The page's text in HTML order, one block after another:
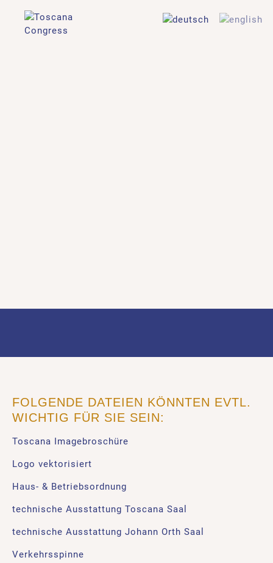
FOLGENDE DATEIEN KÖNNTEN EVTL.
WICHTIG FÜR SIE SEIN:
Toscana Imagebroschüre
Logo vektorisiert
Haus- & Betriebsordnung
technische Ausstattung Toscana Saal
technische Ausstattung Johann Orth Saal
Verkehrsspinne